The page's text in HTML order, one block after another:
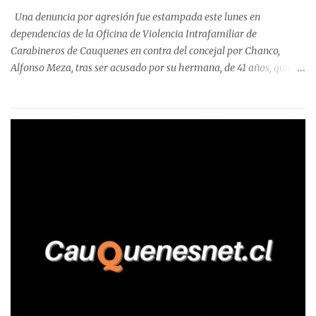
precisa que la mayor cantidad de dinero apostado se registró en
Talca, donde...
Una denuncia por agresión fue estampada este lunes en
dependencias de la Oficina de Violencia Intrafamiliar de
Carabineros de Cauquenes en contra del concejal por Chanco,
Alfonso Meza, tras ser acusado por su hermana, de 41 años, quien
relató que los hechos ocurrieron cerca de las 11:30 horas en el
trabajadores, el edil descendió del vehículo y, en medio de la
confrontación, la habría tomado de los hombros, empujado al
suelo y agredido con golpes de pies y manos, mientr...